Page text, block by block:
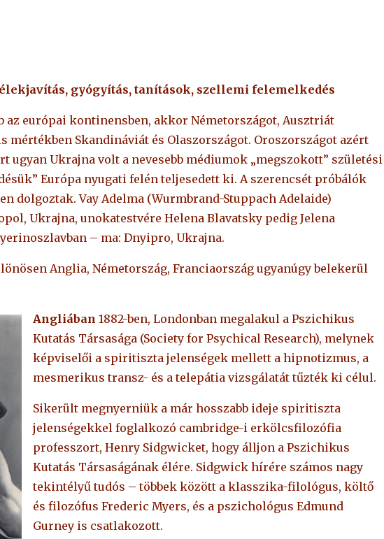
gyógyítás, tanítások, szellemi felemelkedés
az európai kontinensben, akkor Németországot, Ausztriát
mértékben Skandináviát és Olaszországot. Oroszországot azért
ugyan Ukrajna volt a nevesebb médiumok „megszokott” születési
Európa nyugati felén teljesedett ki. A szerencsét próbálók
dolgoztak. Vay Adelma (Wurmbrand-Stuppach Adelaide)
Ukrajna, unokatestvére Helena Blavatsky pedig Jelena
– ma: Dnyipro, Ukrajna.
Anglia, Németország, Franciaország ugyanúgy belekerül
Angliában 1882-ben, Londonban megalakul a Pszichikus
Kutatás Társasága (Society for Psychical Research), melynek
képviselői a spiritiszta jelenségek mellett a hipnotizmus, a
mesmerikus transz- és a telepátia vizsgálatát tűzték ki célul.
Sikerült megnyerniük a már hosszabb ideje spiritiszta
jelenségekkel foglalkozó cambridge-i erkölcsfilozófia
professzort, Henry Sidgwicket, hogy álljon a Pszichikus
Kutatás Társaságának élére. Sidgwick hírére számos nagy
tekintélyű tudós – többek között a klasszika-filológus, költő
és filozófus Frederic Myers, és a pszichológus Edmund
Gurney is csatlakozott.